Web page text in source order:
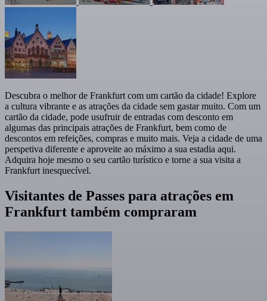
Descubra o melhor de Frankfurt com um cartão da cidade! Explore
a cultura vibrante e as atrações da cidade sem gastar muito. Com um
cartão da cidade, pode usufruir de entradas com desconto em
algumas das principais atrações de Frankfurt, bem como de
descontos em refeições, compras e muito mais. Veja a cidade de uma
perspetiva diferente e aproveite ao máximo a sua estadia aqui.
Adquira hoje mesmo o seu cartão turístico e torne a sua visita a
Frankfurt inesquecível.
Visitantes de Passes para atrações em
Frankfurt também compraram